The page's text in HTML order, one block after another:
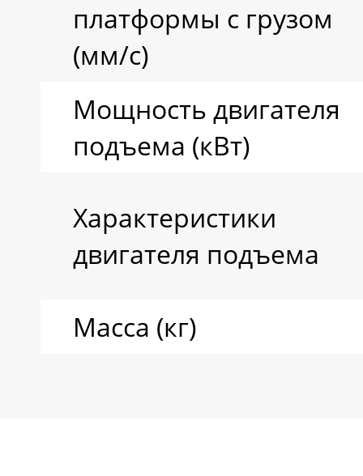
платформы с грузом
(мм/с)
Мощность двигателя
подъема (кВт)
Характеристики
двигателя подъема
Масса (кг)